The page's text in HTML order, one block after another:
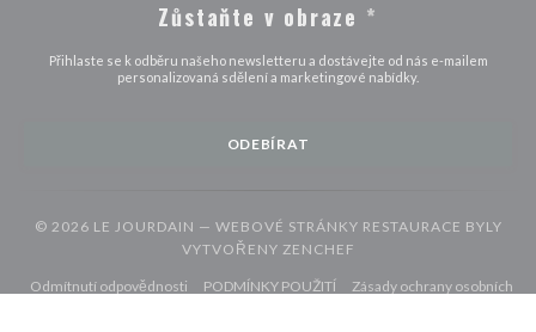
Zůstaňte v obraze *
Přihlaste se k odběru našeho newsletteru a dostávejte od nás e-mailem
personalizovaná sdělení a marketingové nabídky.
ODEBÍRAT
© 2026 LE JOURDAIN — WEBOVÉ STRÁNKY RESTAURACE BYLY
VYTVOŘENY ZENCHEF
Odmítnutí odpovědnosti((otevře se v novém okně))
PODMÍNKY POUŽITÍ((otevře se v novém okně))
Zásady ochrany osobních